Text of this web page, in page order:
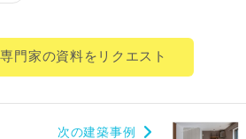
門家の資料をリクエスト
次の建築事例